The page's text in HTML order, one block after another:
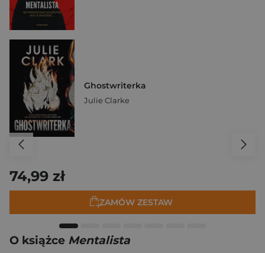
Ghostwriterka
Julie Clarke
74,99 zł
ZAMÓW ZESTAW
O książce Mentalista